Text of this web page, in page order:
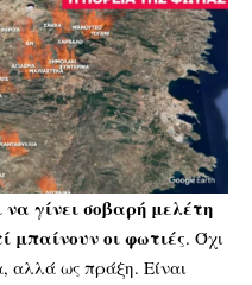
γίνει σοβαρή μελέτη
μπαίνουν οι φωτιές. Όχι
αλλά ως πράξη. Είναι